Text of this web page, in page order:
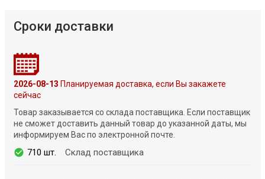
Сроки доставки
2026-08-13 Планируемая доставка, если Вы закажете
сейчас
Товар заказывается со склада поставщика. Если поставщик
не сможет доставить данный товар до указанной даты, мы
информируем Вас по электронной почте.
710 шт. Склад поставщика